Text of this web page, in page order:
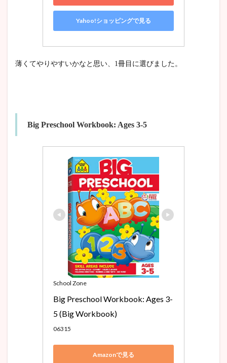
Yahoo!ショッピングで見る
薄くてやりやすいかなと思い、1冊目に選びました。
Big Preschool Workbook: Ages 3-5
School Zone
Big Preschool Workbook: Ages 3-
5 (Big Workbook)
06315
Amazonで見る